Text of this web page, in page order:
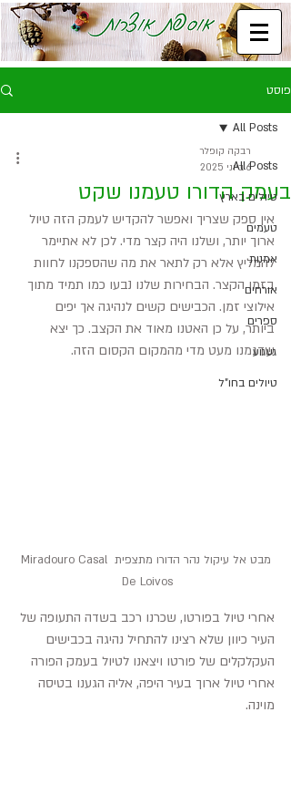
פוסט
All Posts
טיולים בארץ
טעמים
אמנות
אורחים
ספרים
געגוע
טיולים בחו"ל
All Posts
בעמק הדורו טעמנו שקט
רבקה קופלר
6 ביוני 2025
אין ספק שצריך ואפשר להקדיש לעמק הזה טיול
ארוך יותר, ושלנו היה קצר מדי. לכן לא אתיימר
להמליץ אלא רק לתאר את מה שהספקנו לחוות
בזמן הקצר. הבחירות שלנו נבעו כמו תמיד מתוך
אילוצי זמן. הכבישים קשים לנהיגה אך יפים
ביותר, על כן האטנו מאוד את הקצב. כך יצא
שדגמנו מעט מדי מהמקום הקסום הזה.
מבט אל עיקול נהר הדורו מתצפית Miradouro Casal
De Loivos
אחרי טיול בפורטו, שכרנו רכב בשדה התעופה של
העיר כיוון שלא רצינו להתחיל נהיגה בכבישים
העקלקלים של פורטו ויצאנו לטיול בעמק הפורה
אחרי טיול ארוך בעיר היפה, אליה הגענו בטיסה
מוינה.